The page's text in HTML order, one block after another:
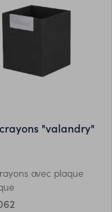
crayons "valandry"
avec plaque